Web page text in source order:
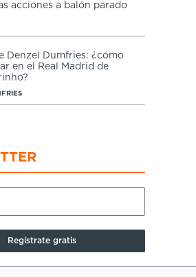
acciones a balón parado
Denzel Dumfries: ¿cómo
en el Real Madrid de